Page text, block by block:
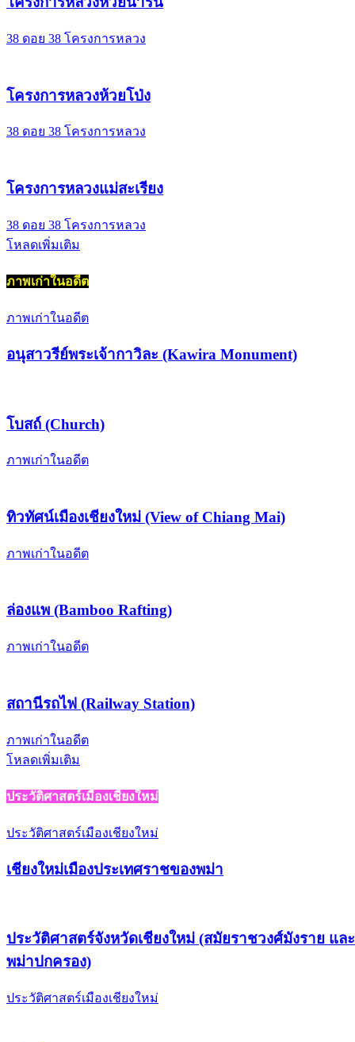
38 ดอย 38 โครงการหลวง
โครงการหลวงห้วยโป่ง
38 ดอย 38 โครงการหลวง
โครงการหลวงแม่สะเรียง
38 ดอย 38 โครงการหลวง
โหลดเพิ่มเติม
ภาพเก่าในอดีต
ภาพเก่าในอดีต
อนุสาวรีย์พระเจ้ากาวิละ (Kawira Monument)
โบสถ์ (Church)
ภาพเก่าในอดีต
ทิวทัศน์เมืองเชียงใหม่ (View of Chiang Mai)
ภาพเก่าในอดีต
ล่องแพ (Bamboo Rafting)
ภาพเก่าในอดีต
สถานีรถไฟ (Railway Station)
ภาพเก่าในอดีต
โหลดเพิ่มเติม
ประวัติศาสตร์เมืองเชียงใหม่
ประวัติศาสตร์เมืองเชียงใหม่
เชียงใหม่เมืองประเทศราชของพม่า
ประวัติศาสตร์จังหวัดเชียงใหม่ (สมัยราชวงศ์มังราย แล
พม่าปกครอง)
ประวัติศาสตร์เมืองเชียงใหม่